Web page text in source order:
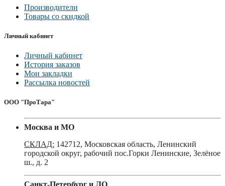
Производители
Товары со скидкой
Личный кабинет
Личный кабинет
История заказов
Мои закладки
Рассылка новостей
ООО "ПроТара"
Москва и МО
СКЛАД: 142712, Московская область, Ленинский
городской округ, рабочий пос.Горки Ленинские, Зелёное
ш., д. 2
Санкт-Петербург и ЛО